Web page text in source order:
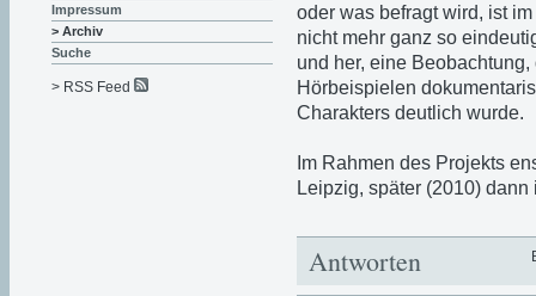
oder was befragt wird, ist
nicht mehr ganz so
und her, eine
Hörbeispielen
Charakters deutlich wurde.
Im Rahmen des Projekts
Leipzig, später (2010)
Antworten
Impressum
> Archiv
Suche
> RSS Feed